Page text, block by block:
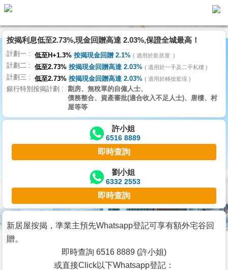
代
理
主
頁
搵
樓/
交
業
主
宅
谷
按
按揭利息低至2.73%,現金回贈高達 2.03%,保證全城最高！
計劃一 低至H+1.3% 按揭現金回贈 2.1% 適用於新居屋
計劃二 低至2.73% 按揭現金回贈高達 2.03% 適用於一手及二手私樓
計劃三 低至2.73% 按揭現金回贈高達 2.03% 適用於轉按套現
銀行特別按揭計劃
劏房、無稅單的自僱人士、
債務整合、資產審批(適合收入不足人士)、唐樓、村
屋等等
許小姐
6516 8889
即時查詢
劉小姐
6332 2553
即時查詢
新居屋按揭，準業主預先Whatsapp登記可享有額外宅谷回
贈。
即時查詢 6516 8889 (許小姐)
或直接Click以下Whatsapp登記：